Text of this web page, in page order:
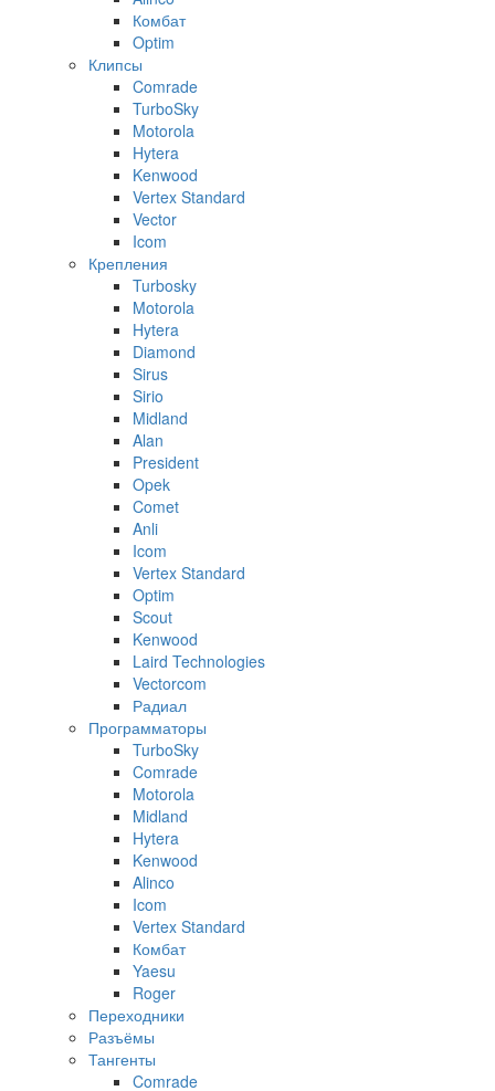
Комбат
Optim
Клипсы
Comrade
TurboSky
Motorola
Hytera
Kenwood
Vertex Standard
Vector
Icom
Крепления
Turbosky
Motorola
Hytera
Diamond
Sirus
Sirio
Midland
Alan
President
Opek
Comet
Anli
Icom
Vertex Standard
Optim
Scout
Kenwood
Laird Technologies
Vectorcom
Радиал
Программаторы
TurboSky
Comrade
Motorola
Midland
Hytera
Kenwood
Alinco
Icom
Vertex Standard
Комбат
Yaesu
Roger
Переходники
Разъёмы
Тангенты
Comrade